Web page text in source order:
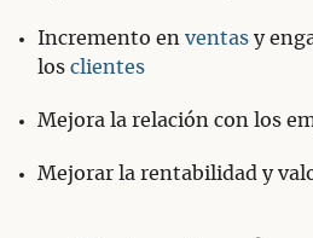
Incremento en ventas y
los clientes
Mejora la relación con los
Mejorar la rentabilidad y